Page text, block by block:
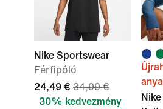
Nike Sportswear
Férfipóló
24,49 € 34,99 €
30% kedvezmény